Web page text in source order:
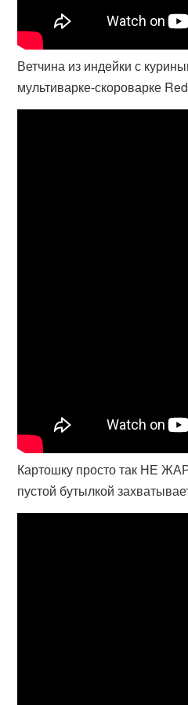
Ветчина из индейки с
мультиварке-скороварке
Картошку просто так НЕ
пустой бутылкой